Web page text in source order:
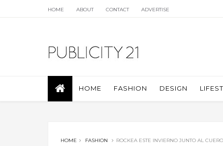
HOME ABOUT CONTACT ADVERTISE
HOME FASHION DESIGN
HOME FASHION ROCKEA ESTE INVIERNO JUNTO AL CUERO